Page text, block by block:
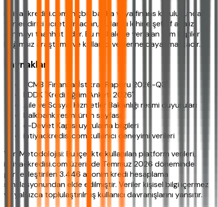
ihtiyackredisi.com, hiçbir banka veya finans kuruluşundan
yönlendirici ücret almadan, kullanıcı lehine şeffaf analiz
sunmayı taahhüt eder. Bu makalede yer alan tüm bilgiler
bağımsız araştırma ve kullanıcı verilerine dayanmaktadır.
Kaynaklar
TCMB "Finansal İstikrar Raporu 2026-Q3"
BDDK "Kredi Eğilim Anketi 2026"
Aile ve Sosyal Hizmetler Bakanlığı resmi duyuruları
Halkbank resmi ürün sayfası
e-Devlet Kapısı uygulama bilgileri
ihtiyackredisi.com kullanıcı deneyimi verileri
Veri Metodolojisi: Bu içerikte kullanılan platform verileri,
ihtiyackredisi.com üzerinde Temmuz 2026 döneminde
gerçekleştirilen 3.446 anonim kredi hesaplama
simülasyonundan elde edilmiştir. Veriler kişisel bilgi içermez
ve yalnızca toplulaştırılmış kullanıcı davranışlarını yansıtır.